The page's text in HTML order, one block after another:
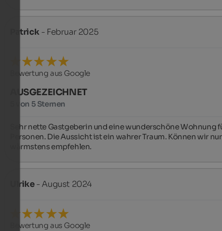
Patrick - Februar 2025
Bewertung aus Google
AUSGEZEICHNET
5 von 5 Sternen
Sehr nette Gastgeberin und eine wunderschöne Wohnung
Personen. Die Aussicht ist ein wahrer Traum. Können wir nur
wärmstens empfehlen.
Ulrike- August 2024
Bewertung aus Google